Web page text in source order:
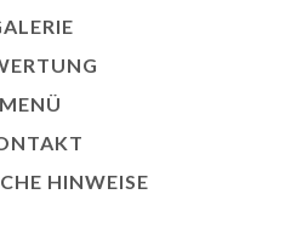
MENÜ
HINWEISE